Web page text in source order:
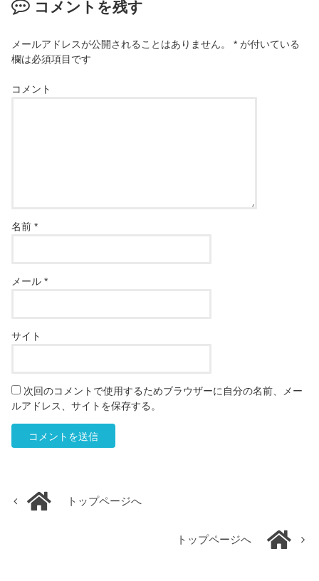
コメントを残す
メールアドレスが公開されることはありません。 * が付いている
欄は必須項目です
コメント
名前*
メール*
サイト
次回のコメントで使用するためブラウザーに自分の名前、メー
ルアドレス、サイトを保存する。
トップページへ
トップページへ